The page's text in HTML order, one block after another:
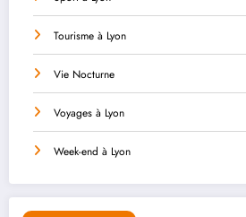
Tourisme à Lyon
Vie Nocturne
Voyages à Lyon
Week-end à Lyon